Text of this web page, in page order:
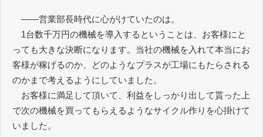
――営業部長時代に心がけていたのは。
1台数千万円の機械を導入するということは、お客様にと
っても大きな決断になります。当社の機械を入れて本当にお
客様が稼げるのか、どのようなプラスが工場にもたらされる
のかまで考えるようにしていました。
お客様に満足して頂いて、利益をしっかり出して貰った上
で次の機械を買ってもらえるようなサイクル作りを心掛けて
いました。